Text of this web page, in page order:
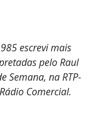
escrevi mais
pelo Raul
Semana, na RTP-
Comercial.